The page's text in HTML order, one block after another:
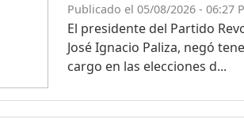
Publicado el 05/08/2026 - 06:27
El presidente del Partido
José Ignacio Paliza, negó
cargo en las elecciones d...